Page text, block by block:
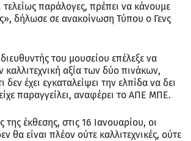
τελείως παράλογες, πρέπει να κάνουμε
δήλωσε σε ανακοίνωση Τύπου ο Γενς
του μουσείου επέλεξε να
καλλιτεχνική αξία των δύο πινάκων,
δεν έχει εγκαταλείψει την ελπίδα να δει
παραγγείλει, αναφέρει το ΑΠΕ ΜΠΕ.
της έκθεσης, στις 16 Ιανουαρίου, οι
θα είναι πλέον ούτε καλλιτεχνικές, ούτε